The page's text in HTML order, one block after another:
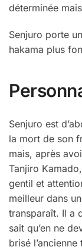
déterminée
Senjuro porte
hakama plus
Senjuro est
la mort de son
mais, après
Tanjiro
gentil et
meilleur dans
transparaît. Il a
sait qu’en ne
brisé